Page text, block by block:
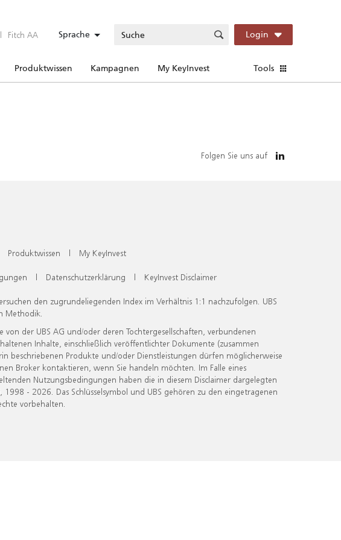
| Fitch AA Sprache Login
Produktwissen Kampagnen My KeyInvest Tools
Folgen Sie uns auf
Produktwissen | My KeyInvest
| Datenschutzerklärung | KeyInvest Disclaimer
den zugrundeliegenden Index im Verhältnis 1:1 nachzufolgen. UBS
Methodik.
der UBS AG und/oder deren Tochtergesellschaften, verbundenen
Inhalte, einschließlich veröffentlichter Dokumente (zusammen
beschriebenen Produkte und/oder Dienstleistungen dürfen möglicherweise
Broker kontaktieren, wenn Sie handeln möchten. Im Falle eines
Nutzungsbedingungen haben die in diesem Disclaimer dargelegten
- 2026. Das Schlüsselsymbol und UBS gehören zu den eingetragenen
vorbehalten.